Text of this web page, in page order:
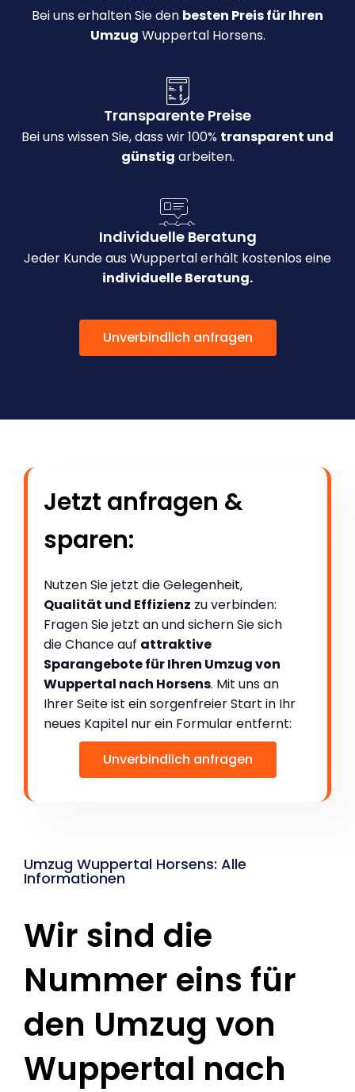
Bei uns erhalten Sie den besten Preis für Ihren
Umzug Wuppertal Horsens.
Transparente Preise
Bei uns wissen Sie, dass wir 100% transparent und
günstig arbeiten.
Individuelle Beratung
Jeder Kunde aus Wuppertal erhält kostenlos eine
individuelle Beratung.
Unverbindlich anfragen
Jetzt anfragen &
sparen:
Nutzen Sie jetzt die Gelegenheit,
Qualität und Effizienz zu verbinden:
Fragen Sie jetzt an und sichern Sie sich
die Chance auf attraktive
Sparangebote für Ihren Umzug von
Wuppertal nach Horsens. Mit uns an
Ihrer Seite ist ein sorgenfreier Start in Ihr
neues Kapitel nur ein Formular entfernt:
Unverbindlich anfragen
Umzug Wuppertal Horsens: Alle
Informationen
Wir sind die
Nummer eins für
den Umzug von
Wuppertal nach